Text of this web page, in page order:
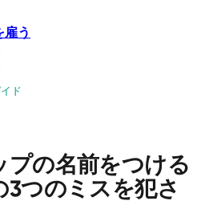
雇う
ド
プの名前をつける
3つのミスを犯さ